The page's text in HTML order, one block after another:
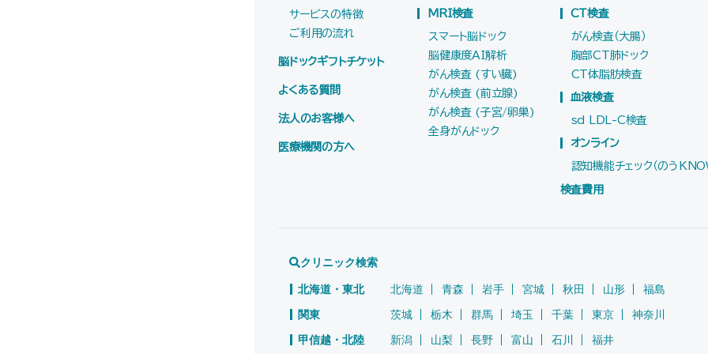
サービスの特徴
ご利用の流れ
脳ドックギフトチケット
よくある質問
法人のお客様へ
医療機関の方へ
MRI検査
スマート脳ドック
脳健康度AI解析
がん検査 (すい臓)
がん検査 (前立腺)
がん検査 (子宮/卵巣)
全身がんドック
CT検査
がん検査（大腸）
胸部CT肺ドック
CT体脂肪検査
血液検査
sd LDL-C検査
オンライン
認知機能チェック（のう
検査費用
クリニック検索
北海道・東北 北海道 青森 岩手 宮城 秋田 山形
福島
関東
茨城 栃木 群馬 埼玉 千葉 東京
神奈川
甲信越・北陸
新潟 山梨 長野 富山 石川 福井